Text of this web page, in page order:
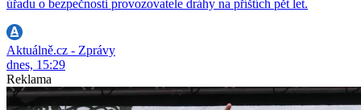
úřadu o bezpečnosti provozovatele dráhy na příštích pět let.
Aktuálně.cz - Zprávy
dnes, 15:29
Reklama